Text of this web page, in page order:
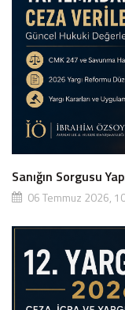
Sanığın Sorgusu
06 Temmuz 2026,